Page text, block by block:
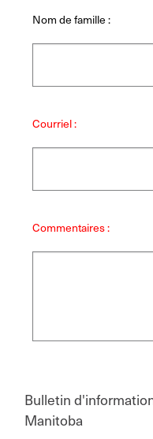
Nom de famille :
Courriel :
Commentaires :
Bulletin
Manitoba